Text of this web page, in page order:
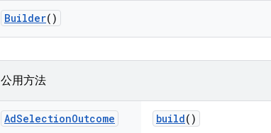
Builder()
公用方法
AdSelectionOutcome build()